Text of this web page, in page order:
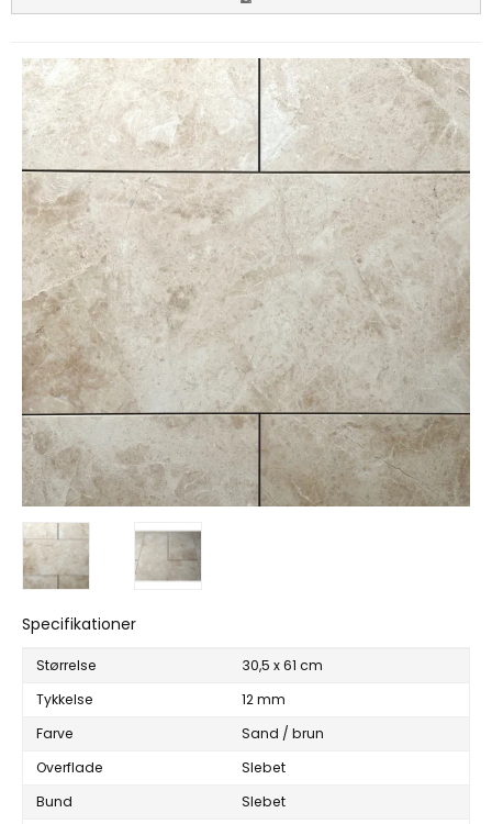
Specifikationer
Størrelse
30,5 x 61 cm
Tykkelse
12 mm
Farve
Sand / brun
Overflade
Slebet
Bund
Slebet